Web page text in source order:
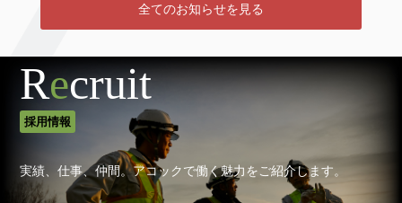
全てのお知らせを見る
Recruit
採用情報
実績、仕事、仲間。アコックで働く魅力をご紹介します。